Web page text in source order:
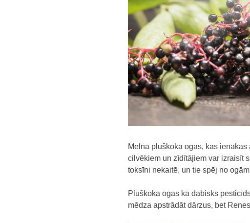
Melnā plūškoka ogas, kas
cilvēkiem un zīdītājiem var izraisīt
toksīni nekaitē, un tie spēj no
Plūškoka ogas kā dabisks
mēdza apstrādāt dārzus, bet